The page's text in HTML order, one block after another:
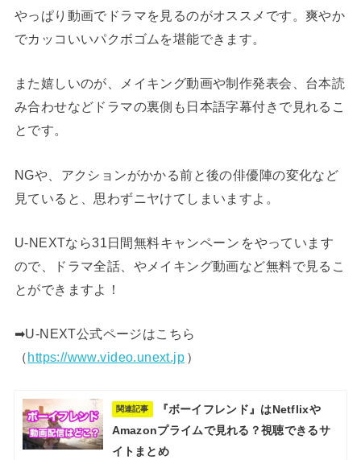
やっぱり動画でドラマを見るのがオススメです。爽やか
でカッコいいパクボゴムを堪能できます。
また嬉しいのが、メイキング動画や制作発表会、台本読
み合わせなどドラマの裏側も日本語字幕付きで見れるこ
とです。
NGや、アクションがかかる前と後の俳優陣の変化など
見ていると、思わずニヤけてしまいますよ。
U-NEXTなら31日間無料キャンペーン をやっています
ので、ドラマ全話、やメイキング動画など無料で見るこ
とができますよ！
➡︎U-NEXT公式ページはこちら
（ https://www.video.unext.jp ）
関連記事
『ボーイフレンド』はNetflixや
Amazonプライムで見れる？視聴できるサ
イトまとめ